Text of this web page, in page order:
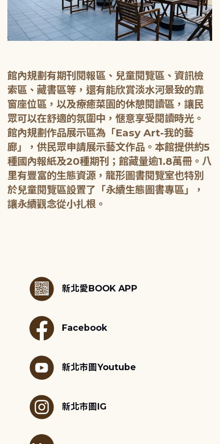
館內規劃有期刊閱報區、兒童閱覽區、資訊檢
索區、藏書區等，還有能欣賞淡水河景致的靠
窗座位區，以及療癒菜園的休憩閱讀區，讓民
眾可以在舒適的氛圍中，愜意享受閱讀時光。
館內規劃作品展示區為「Easy Art-我的藝
廊」，供民眾申請展示藝文作品。本館提供約5
種國內報紙及20種期刊；館藏量逾1.8萬冊。八
里有豐富的生態資源，龍形圖書閱覽室也特別
於兒童閱覽區設置了「永續生態圖書專區」，
新北愛BOOK APP
Facebook
新北市圖Youtube
新北市圖IG